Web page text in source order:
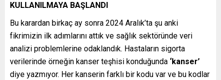
KULLANILMAYA BAŞLANDI
Bu karardan birkaç ay sonra 2024 Aralık’ta şu anki
fikrimizin ilk adımlarını attık ve sağlık sektöründe veri
analizi problemlerine odaklandık. Hastaların sigorta
verilerinde örneğin kanser teşhisi konduğunda ‘kanser’
diye yazmıyor. Her kanserin farklı bir kodu var ve bu kodlar